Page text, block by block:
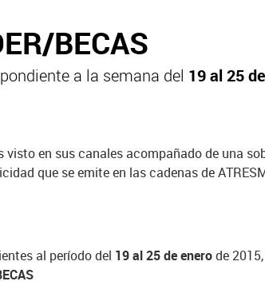
BECAS
a la semana del 19 al 25
en sus canales acompañado de una
que se emite en las cadenas de
al período del 19 al 25 de enerode 2015,